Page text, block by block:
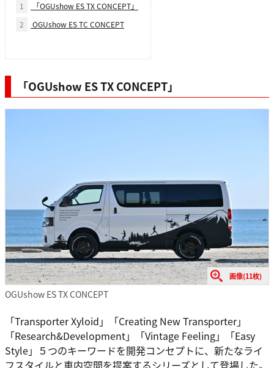
1
「OGUshow ES TX CONCEPT」
2
OGUshow ES TC CONCEPT
「OGUshow ES TX CONCEPT」
画像(11枚)
OGUshow ES TX CONCEPT
「Transporter Xyloid」「Creating New Transporter」
「Research&Development」「Vintage Feeling」「Easy
Style」５つのキーワードを開発コンセプトに、新たなライ
フスタイルと車内空間を提案するシリーズとして登場した。